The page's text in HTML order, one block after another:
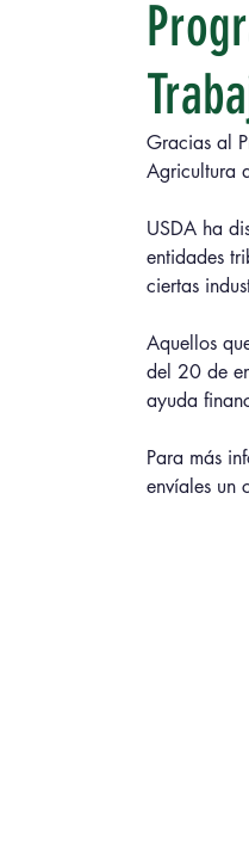
Gracias al
Agricultura
USDA ha
entidades
ciertas
Aquellos
del 20 de
ayuda
Para más
envíales un